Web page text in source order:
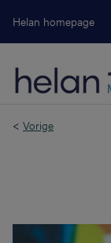
Helan homepage
< Vorige